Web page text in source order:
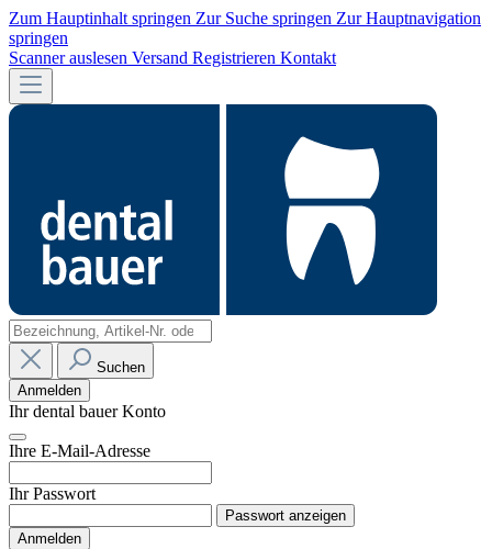
Zum Hauptinhalt springen Zur Suche springen Zur Hauptnavigation
springen
Scanner auslesen Versand Registrieren Kontakt
Suchen
Anmelden
Ihr dental bauer Konto
Ihre E-Mail-Adresse
Ihr Passwort
Passwort anzeigen
Anmelden